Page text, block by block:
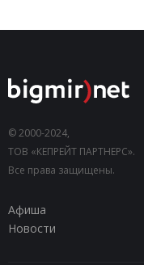
© 2000-2024,
ТОВ «КЕПРЕЙТ ПАРТНЕРС».
Все права защищены.
Афиша
Новости